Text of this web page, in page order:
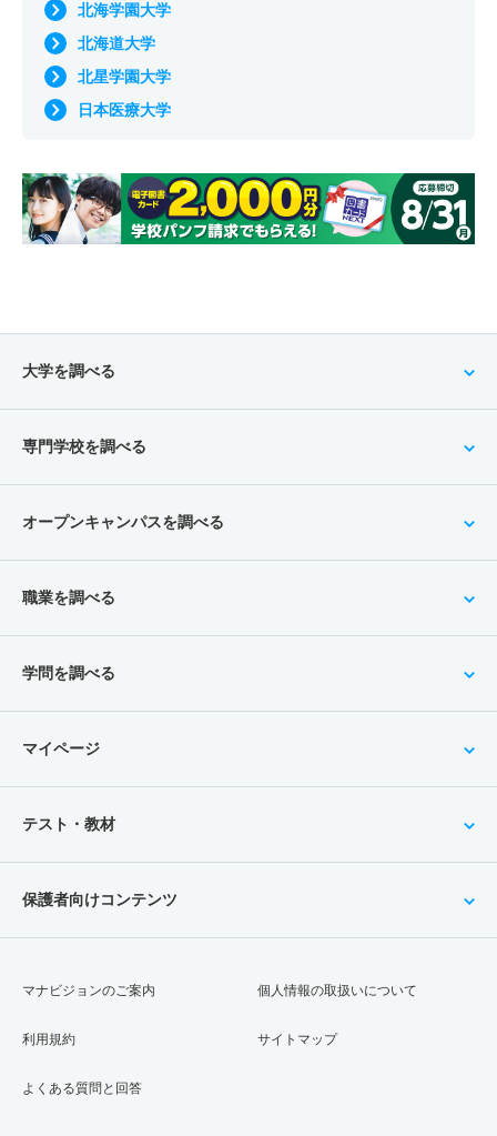
北海学園大学
北海道大学
北星学園大学
日本医療大学
大学を調べる
専門学校を調べる
オープンキャンパスを調べる
職業を調べる
学問を調べる
マイページ
テスト・教材
保護者向けコンテンツ
マナビジョンのご案内
利用規約
よくある質問と回答
個人情報の取扱いについて
サイトマップ